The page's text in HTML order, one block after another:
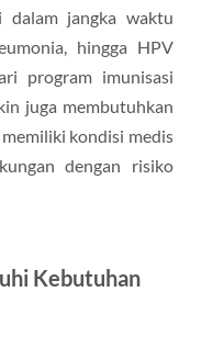
dalam jangka waktu
hingga HPV
program imunisasi
juga membutuhkan
kondisi medis
dengan risiko
Kebutuhan